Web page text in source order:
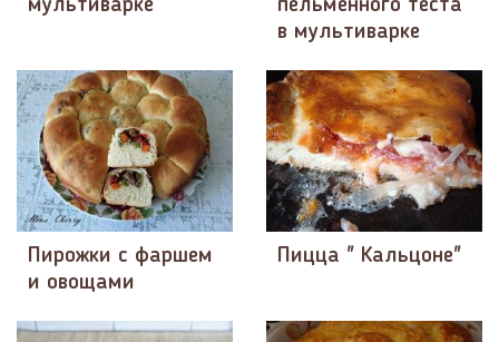
мультиварке
пельменного теста
в мультиварке
Пирожки с фаршем
и овощами
Пицца " Кальцоне"